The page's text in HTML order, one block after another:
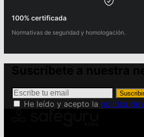
100% certificada
Normativas de seguridad y homologación.
He leído y acepto la política de